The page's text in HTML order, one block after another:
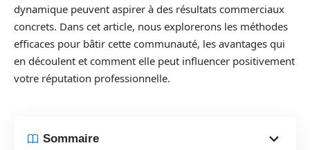
dynamique peuvent aspirer à des résultats commerciaux
concrets. Dans cet article, nous explorerons les méthodes
efficaces pour bâtir cette communauté, les avantages qui
en découlent et comment elle peut influencer positivement
votre réputation professionnelle.
Sommaire